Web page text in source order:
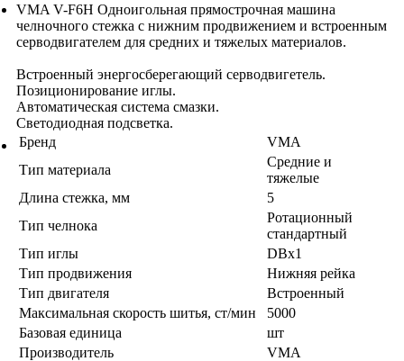
VMA V-F6H Одноигольная прямострочная машина
челночного стежка с нижним продвижением и встроенным
серводвигателем для средних и тяжелых материалов.
Встроенный энергосберегающий серводвигетель.
Позиционирование иглы.
Автоматическая система смазки.
Светодиодная подсветка.
Бренд
VMA
Тип материала
Средние и
тяжелые
Длина стежка, мм
5
Тип челнока
Ротационный
стандартный
Тип иглы
DBx1
Тип продвижения
Нижняя рейка
Тип двигателя
Встроенный
Максимальная скорость шитья, ст/мин
5000
Базовая единица
шт
Производитель
VMA